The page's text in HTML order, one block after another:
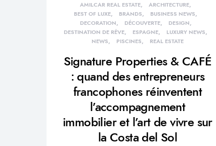
AMILCAR REAL ESTATE
ARCHITECTURE
BEST OF LUXE
BRANDS
BUSINESS NEWS
DECORATION
DÉCOUVERTE
DESIGN
DESTINATION DE RÊVE
ESPAGNE
LUXURY NEWS
NEWS
PISCINES REAL ESTATE
Signature Properties & CAFÉ
: quand des entrepreneurs
francophones réinventent
l’accompagnement
immobilier et l’art de vivre sur
la Costa del Sol